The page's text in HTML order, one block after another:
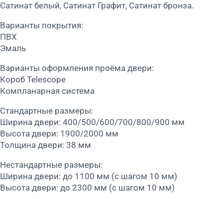
Сатинат белый, Сатинат Графит, Сатинат бронза.
Варианты покрытия:
ПВХ
Эмаль
Варианты оформления проёма двери:
Короб Telescope
Компланарная система
Стандартные размеры:
Ширина двери: 400/500/600/700/800/900 мм
Высота двери: 1900/2000 мм
Толщина двери: 38 мм
Нестандартные размеры:
Ширина двери: до 1100 мм (с шагом 10 мм)
Высота двери: до 2300 мм (с шагом 10 мм)